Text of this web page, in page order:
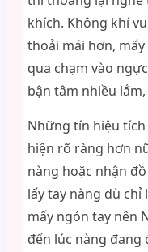
khích. Không khí
thoải mái hơn,
qua chạm vào
bận tâm nhiều
Những tín hiệu
hiện rõ ràng hơn
nàng hoặc nhận
lấy tay nàng dù chỉ
mấy ngón tay nên
đến lúc nàng